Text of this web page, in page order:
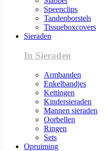
Speenclips
Tandenborstels
Tissueboxcovers
Sieraden
In Sieraden
Armbanden
Enkelbandjes
Kettingen
Kindersieraden
Mannen sieraden
Oorbellen
Ringen
Sets
Opruiming